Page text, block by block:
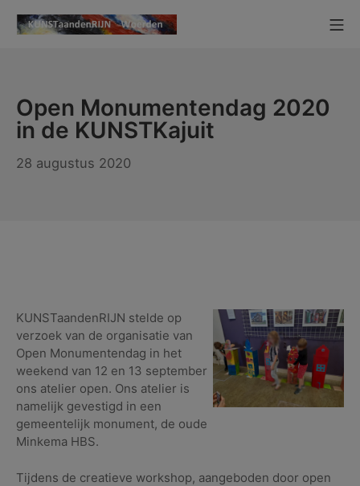
naar
Open Monumentendag 2020
in de KUNSTKajuit
28 augustus 2020
KUNSTaandenRIJN stelde op
verzoek van de organisatie van
Open Monumentendag in het
weekend van 12 en 13 september
ons atelier open. Ons atelier is
namelijk gevestigd in een
gemeentelijk monument, de oude
Minkema HBS.
Tijdens de creatieve workshop, aangeboden door open